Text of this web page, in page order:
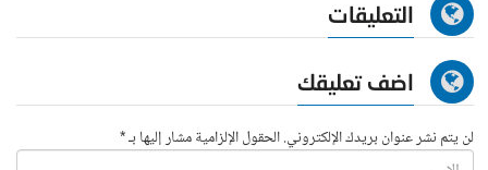
التعليقات
اضف تعليقك
لن يتم نشر عنوان بريدك الإلكتروني. الحقول الإلزامية مشار إليها بـ *